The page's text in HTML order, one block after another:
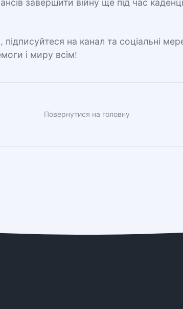
завершити війну ще під час
на канал та соціальні
і миру всім!
Повернутися на головну